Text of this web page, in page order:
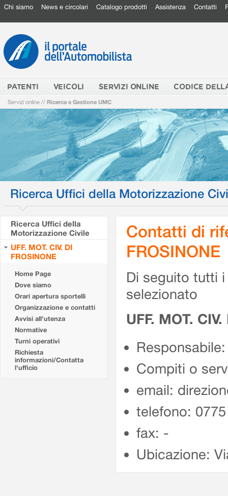
Chi siamo News e circolari Catalogo prodotti Assistenza Contatti
PATENTI VEICOLI SERVIZI ONLINE CODICE
Servizi online // Ricerca e Gestione UMC
Ricerca Uffici della Motorizzazione
Ricerca Uffici della
Motorizzazione Civile
UFF. MOT. CIV. DI
FROSINONE
Home Page
Dove siamo
Orari apertura sportelli
Organizzazione e contatti
Avvisi all'utenza
Normative
Turni operativi
Richiesta
informazioni/Contatta
l'ufficio
Contatti di
FROSINONE
Di seguito tutti
selezionato
UFF. MOT.
Compiti o
email:
telefono:
fax: -
Ubicazione: